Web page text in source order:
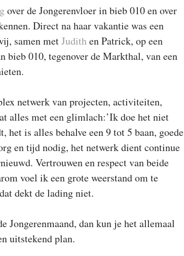
over de Jongerenvloer in bieb 010 en over
Direct na haar vakantie was een
samen metJudithen Patrick, op een
bieb 010, tegenover de Markthal, van een
netwerk van projecten, activiteiten,
alles met een glimlach:’Ik doe het niet
is alles behalve een 9 tot 5 baan, goede
en tijd nodig, het netwerk dient continue
Vertrouwen en respect van beide
voel ik een grote weerstand om te
dekt de lading niet.
Jongerenmaand, dan kun je het allemaal
uitstekend plan.